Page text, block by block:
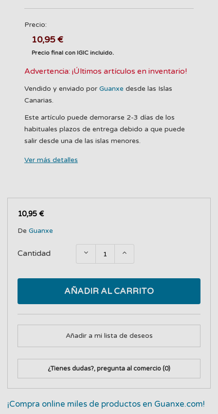
Precio:
10,95 €
Precio final con IGIC incluido.
Advertencia: ¡Últimos artículos en inventario!
Vendido y enviado por Guanxe desde las Islas
Canarias.
Este artículo puede demorarse 2-3 días de los
habituales plazos de entrega debido a que puede
salir desde una de las islas menores.
Ver más detalles
10,95 €
De Guanxe
Cantidad
AÑADIR AL CARRITO
Añadir a mi lista de deseos
¿Tienes dudas?, pregunta al comercio(0)
¡Compra online miles de productos en Guanxe.com!